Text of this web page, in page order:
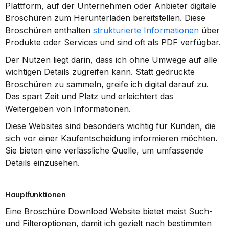
Plattform, auf der Unternehmen oder Anbieter digitale
Broschüren zum Herunterladen bereitstellen. Diese
Broschüren enthalten strukturierte Informationen über
Produkte oder Services und sind oft als PDF verfügbar.
Der Nutzen liegt darin, dass ich ohne Umwege auf alle
wichtigen Details zugreifen kann. Statt gedruckte
Broschüren zu sammeln, greife ich digital darauf zu.
Das spart Zeit und Platz und erleichtert das
Weitergeben von Informationen.
Diese Websites sind besonders wichtig für Kunden, die
sich vor einer Kaufentscheidung informieren möchten.
Sie bieten eine verlässliche Quelle, um umfassende
Details einzusehen.
Hauptfunktionen
Eine Broschüre Download Website bietet meist Such-
und Filteroptionen, damit ich gezielt nach bestimmten